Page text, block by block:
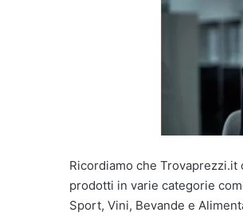
Ricordiamo che
prodotti in varie categorie
Sport, Vini, Bevande e